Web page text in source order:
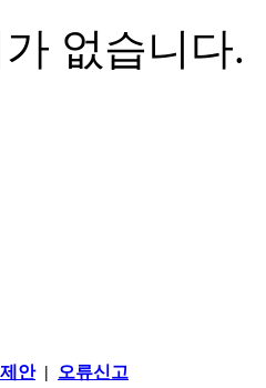
없습니다.
안| 오류신고